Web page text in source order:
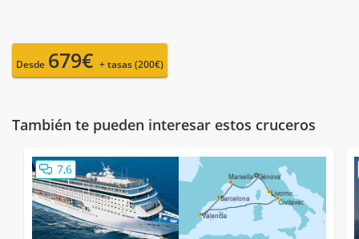
Desde 679€ + tasas (200€)
También te pueden interesar estos cruceros
7,6